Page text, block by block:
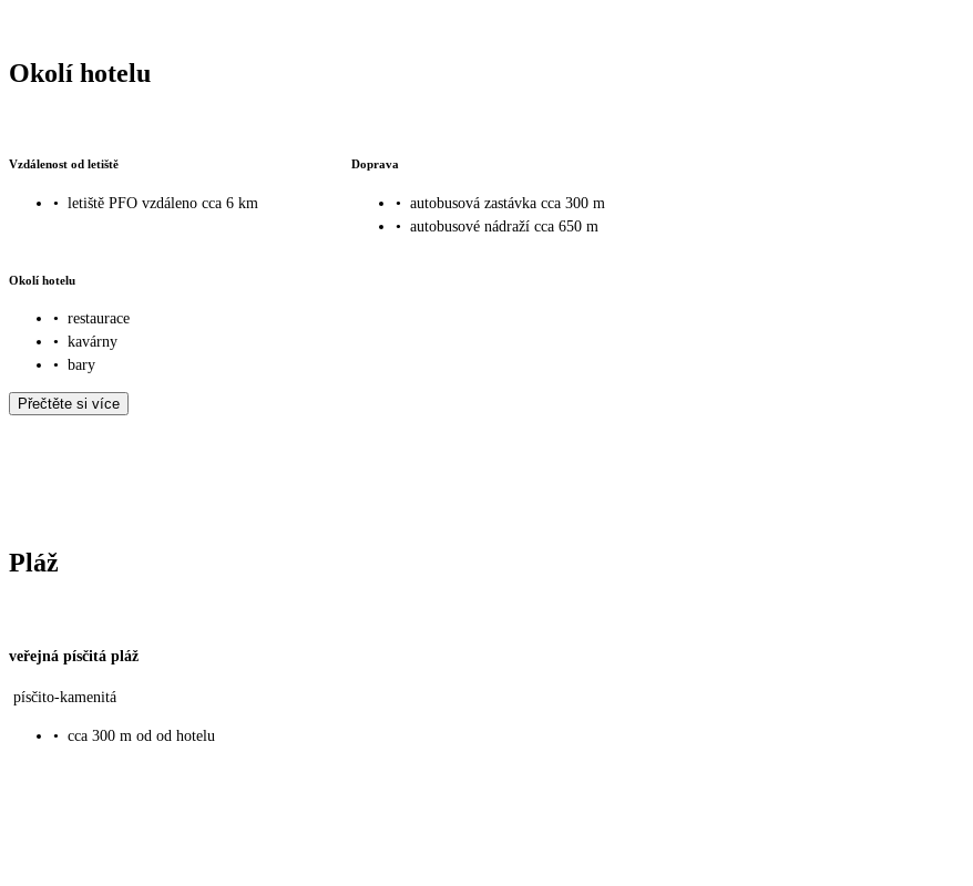
Okolí hotelu
Vzdálenost od letiště
• letiště PFO vzdáleno cca 6 km
Doprava
• autobusová zastávka cca 300 m
• autobusové nádraží cca 650 m
Okolí hotelu
• restaurace
• kavárny
• bary
Přečtěte si více
Pláž
veřejná písčitá pláž
písčito-kamenitá
• cca 300 m od od hotelu